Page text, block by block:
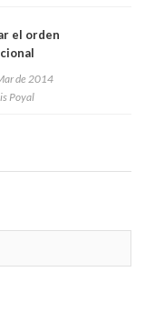
el orden
de 2014
Poyal